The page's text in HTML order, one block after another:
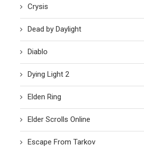
Crysis
Dead by Daylight
Diablo
Dying Light 2
Elden Ring
Elder Scrolls Online
Escape From Tarkov